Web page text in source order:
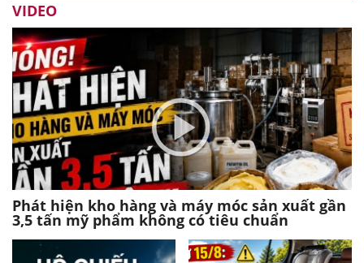
VIDEO
Phát hiện kho hàng và máy móc sản xuất gần
3,5 tấn mỹ phẩm không có tiêu chuẩn